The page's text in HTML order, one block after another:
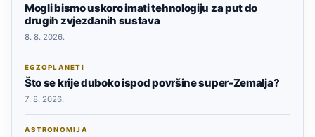
Mogli bismo uskoro imati tehnologiju za put do
drugih zvjezdanih sustava
8. 8. 2026.
EGZOPLANETI
Što se krije duboko ispod površine super-Zemalja?
7. 8. 2026.
ASTRONOMIJA